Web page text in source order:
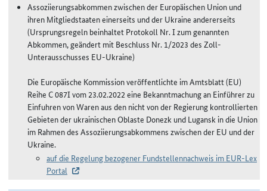
Assoziierungsabkommen zwischen der Europäischen Union und
ihren Mitgliedstaaten einerseits und der Ukraine andererseits
(Ursprungsregeln beinhaltet Protokoll Nr. I zum genannten
Abkommen, geändert mit Beschluss Nr. 1/2023 des Zoll-
Unterausschusses EU-Ukraine)
Die Europäische Kommission veröffentlichte im Amtsblatt (EU)
Reihe C 087I vom 23.02.2022 eine Bekanntmachung an Einführer zu
Einfuhren von Waren aus den nicht von der Regierung kontrollierten
Gebieten der ukrainischen Oblaste Donezk und Lugansk in die Union
im Rahmen des Assoziierungsabkommens zwischen der EU und der
Ukraine.
auf die Regelung bezogener Fundstellennachweis im EUR-Lex
Portal